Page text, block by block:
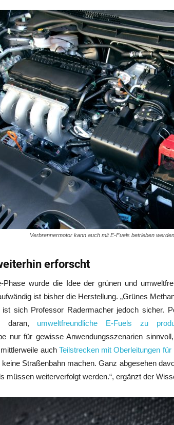
Verbrennermotor kann auch mit E-Fuels betrieben werden
erforscht
Phase wurde die Idee der grünen und
ist bisher die Herstellung. „Grünes
sich Professor Radermacher jedoch sicher.
daran, umweltfreundliche E-Fuels zu
nur für gewisse Anwendungsszenarien
auch Teilstrecken mit Oberleitungen
Straßenbahn machen. Ganz abgesehen
müssen weiterverfolgt werden.“, ergänzt der